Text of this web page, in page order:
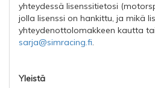
yhteydessä lisenssitietosi
jolla lisenssi on hankittu, ja mikä
yhteydenottolomakkeen kautta
sarja@simracing.fi.
Yleistä